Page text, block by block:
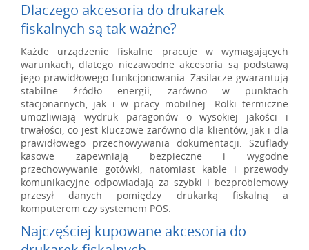
Dlaczego akcesoria do drukarek
fiskalnych są tak ważne?
Każde urządzenie fiskalne pracuje w wymagających
warunkach, dlatego niezawodne akcesoria są podstawą
jego prawidłowego funkcjonowania. Zasilacze gwarantują
stabilne źródło energii, zarówno w punktach
stacjonarnych, jak i w pracy mobilnej. Rolki termiczne
umożliwiają wydruk paragonów o wysokiej jakości i
trwałości, co jest kluczowe zarówno dla klientów, jak i dla
prawidłowego przechowywania dokumentacji. Szuflady
kasowe zapewniają bezpieczne i wygodne
przechowywanie gotówki, natomiast kable i przewody
komunikacyjne odpowiadają za szybki i bezproblemowy
przesył danych pomiędzy drukarką fiskalną a
komputerem czy systemem POS.
Najczęściej kupowane akcesoria do